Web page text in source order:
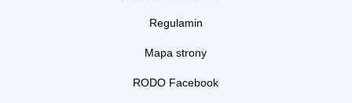
Regulamin
Mapa strony
RODO Facebook